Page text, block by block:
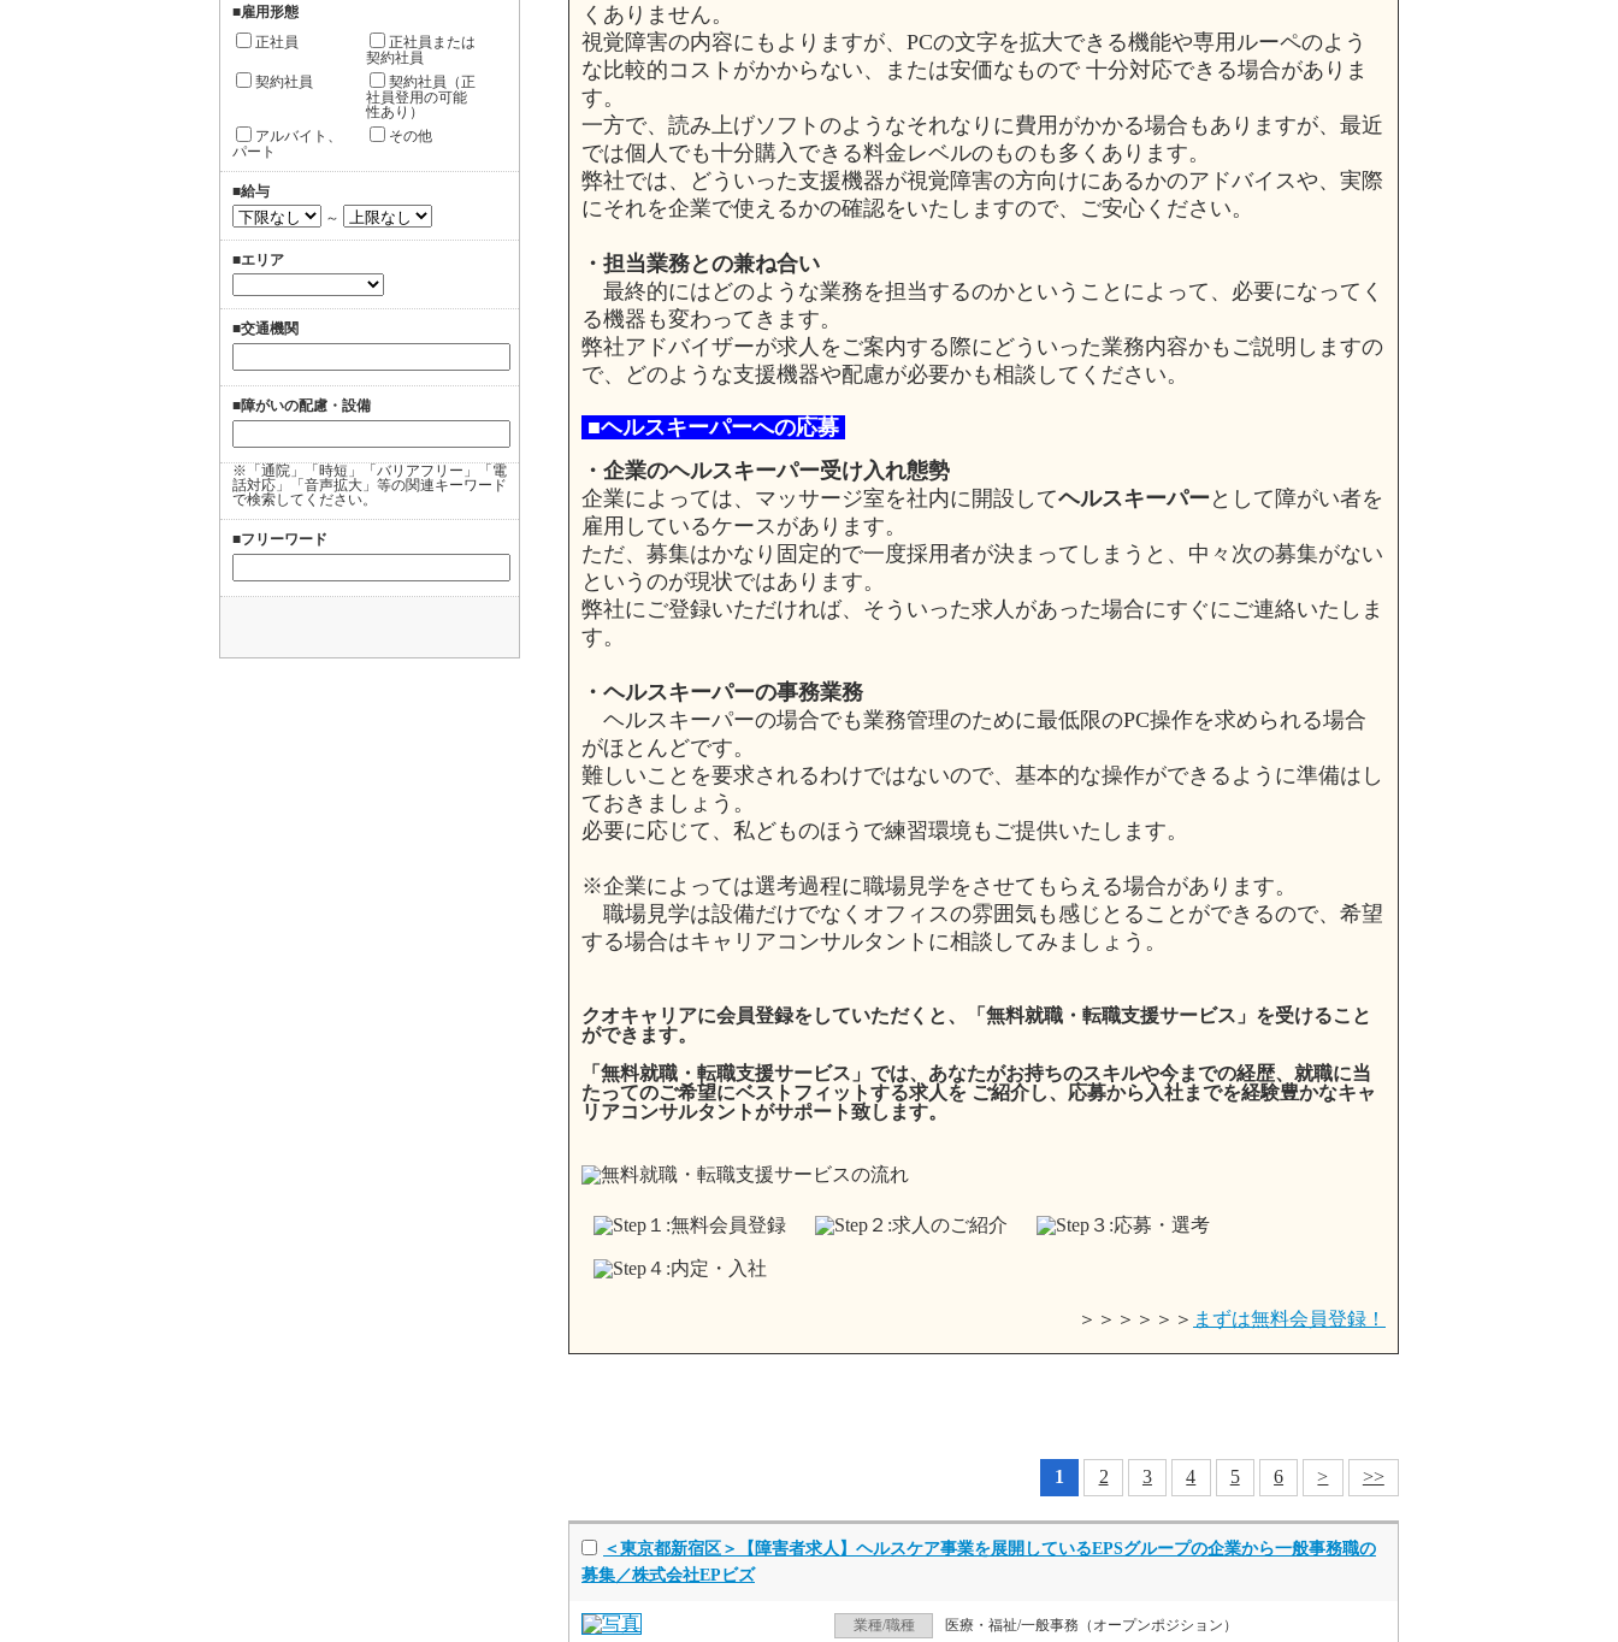
くありません。
視覚障害の内容にもよりますが、PCの文字を拡大できる機能や専用ルーペのよう
な比較的コストがかからない、または安価なもので 十分対応できる場合がありま
す。
一方で、読み上げソフトのようなそれなりに費用がかかる場合もありますが、最近
では個人でも十分購入できる料金レベルのものも多くあります。
弊社では、どういった支援機器が視覚障害の方向けにあるかのアドバイスや、実際
にそれを企業で使えるかの確認をいたしますので、ご安心ください。
・担当業務との兼ね合い
最終的にはどのような業務を担当するのかということによって、必要になってく
る機器も変わってきます。
弊社アドバイザーが求人をご案内する際にどういった業務内容かもご説明しますの
で、どのような支援機器や配慮が必要かも相談してください。
■ヘルスキーパーへの応募
・企業のヘルスキーパー受け入れ態勢
企業によっては、マッサージ室を社内に開設してヘルスキーパーとして障がい者を
雇用しているケースがあります。
ただ、募集はかなり固定的で一度採用者が決まってしまうと、中々次の募集がない
というのが現状ではあります。
弊社にご登録いただければ、そういった求人があった場合にすぐにご連絡いたしま
す。
・ヘルスキーパーの事務業務
ヘルスキーパーの場合でも業務管理のために最低限のPC操作を求められる場合
がほとんどです。
難しいことを要求されるわけではないので、基本的な操作ができるように準備はし
ておきましょう。
必要に応じて、私どものほうで練習環境もご提供いたします。
※企業によっては選考過程に職場見学をさせてもらえる場合があります。
職場見学は設備だけでなくオフィスの雰囲気も感じとることができるので、希望
する場合はキャリアコンサルタントに相談してみましょう。
クオキャリアに会員登録をしていただくと、「無料就職・転職支援サービス」を受けること
ができます。
「無料就職・転職支援サービス」では、あなたがお持ちのスキルや今までの経歴、就職に当
たってのご希望にベストフィットする求人を ご紹介し、応募から入社までを経験豊かなキャ
リアコンサルタントがサポート致します。
＞＞＞＞＞＞ まずは無料会員登録！
1 2 3 4 5 6 > >>
＜東京都新宿区＞【障害者求人】ヘルスケア事業を展開しているEPSグループの企業から一般事務職の
募集／株式会社EPビズ
業種/職種 医療・福祉/一般事務（オープンポジション）
■雇用形態
正社員
正社員または
契約社員
契約社員
契約社員（正
社員登用の可能
性あり）
アルバイト、
パート
その他
■給与
～
■エリア
■交通機関
■障がいの配慮・設備
※「通院」「時短」「バリアフリー」「電
話対応」「音声拡大」等の関連キーワード
で検索してください。
■フリーワード